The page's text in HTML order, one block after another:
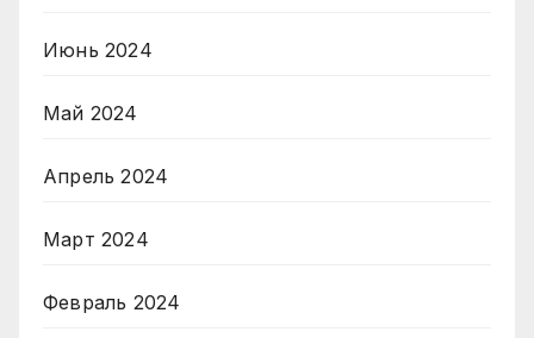
Июнь 2024
Май 2024
Апрель 2024
Март 2024
Февраль 2024